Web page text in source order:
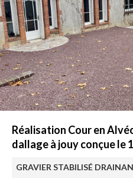
Réalisation Cour en
dallage à jouy conçue le
GRAVIER STABILISÉ